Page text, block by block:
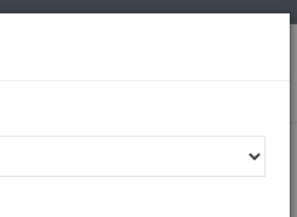
Broj 47/26